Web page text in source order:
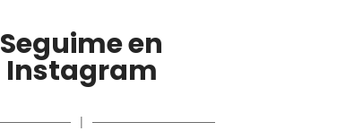
Seguime en
Instagram
|